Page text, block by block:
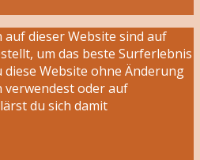
dieser Website sind auf
um das beste Surferlebnis
diese Website ohne Änderung
verwendest oder auf
du sich damit